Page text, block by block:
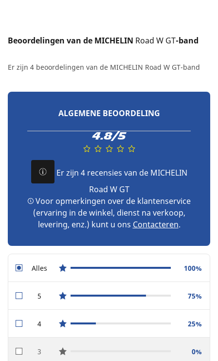
Beoordelingen van de MICHELIN Road W GT-band
Er zijn 4 beoordelingen van de MICHELIN Road W GT-band
ALGEMENE BEOORDELING
4.8/5
Er zijn 4 recensies van de MICHELIN
Road W GT
Voor opmerkingen over de klantenservice
(ervaring in de winkel, dienst na verkoop,
levering, enz.) kunt u ons Contacteren.
Allesstar reviews 100%
5star reviews 75%
4star reviews 25%
3star reviews 0%